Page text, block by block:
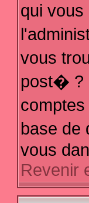
qui
vous
post� ?
base de
vous
Revenir